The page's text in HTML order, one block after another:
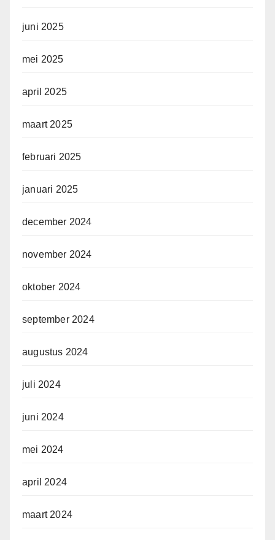
juni 2025
mei 2025
april 2025
maart 2025
februari 2025
januari 2025
december 2024
november 2024
oktober 2024
september 2024
augustus 2024
juli 2024
juni 2024
mei 2024
april 2024
maart 2024